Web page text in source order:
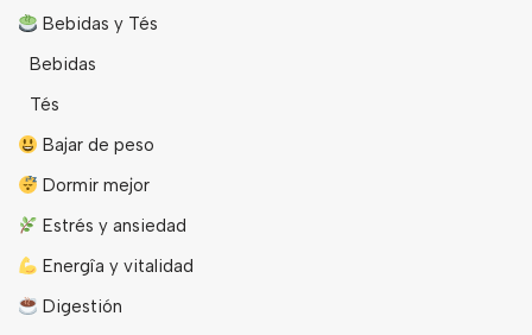
Bebidas y Tés
Bebidas
Tés
Bajar de peso
Dormir mejor
Estrés y ansiedad
Energîa y vitalidad
Digestión